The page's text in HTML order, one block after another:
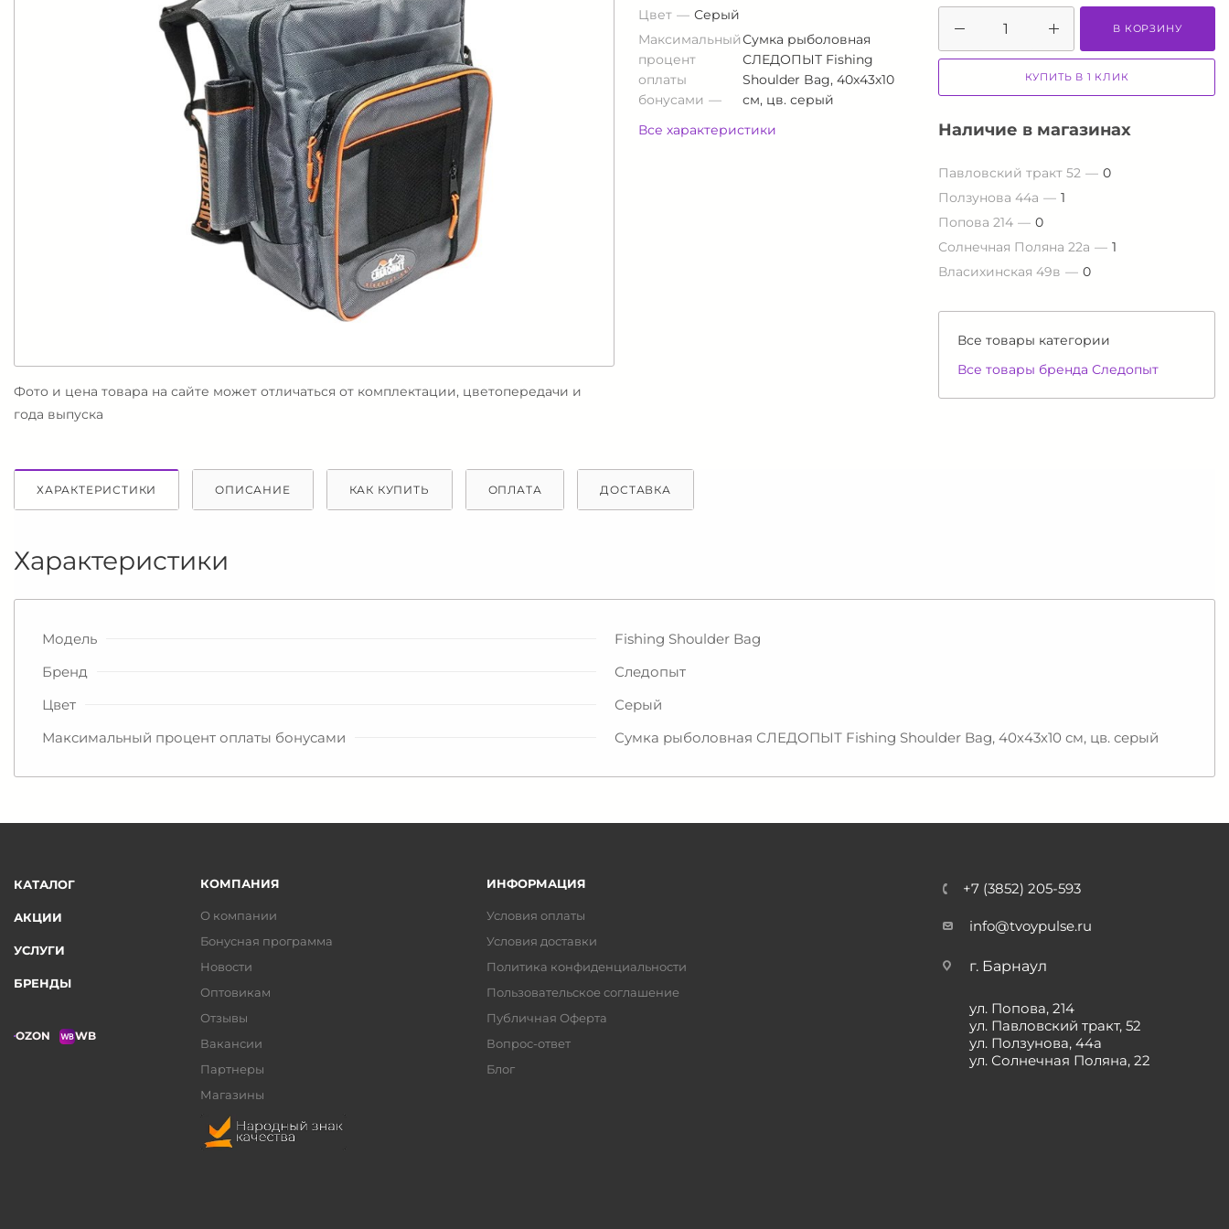
Фото и цена товара на сайте может отличаться от комплектации, цветопередачи и
года выпуска
Цвет
Серый
Максимальный
процент
оплаты
бонусами
Сумка рыболовная
СЛЕДОПЫТ Fishing
Shoulder Bag, 40х43х10
см, цв. серый
Все характеристики
В КОРЗИНУ
КУПИТЬ В 1 КЛИК
Наличие в магазинах
Павловский тракт 52
0
Ползунова 44а
1
Попова 214
0
Солнечная Поляна 22а
1
Власихинская 49в
0
Все товары категории
Все товары бренда Следопыт
ХАРАКТЕРИСТИКИ ОПИСАНИЕ КАК КУПИТЬ ОПЛАТА ДОСТАВКА
Характеристики
Модель
Fishing Shoulder Bag
Бренд
Следопыт
Цвет
Серый
Максимальный процент оплаты бонусами
Сумка рыболовная СЛЕДОПЫТ Fishing Shoulder Bag, 40х43х10 см, цв. серый
КАТАЛОГ
АКЦИИ
УСЛУГИ
БРЕНДЫ
OZON WB
КОМПАНИЯ
О компании
Бонусная программа
Новости
Оптовикам
Отзывы
Вакансии
Партнеры
Магазины
ИНФОРМАЦИЯ
Условия оплаты
Условия доставки
Политика конфиденциальности
Пользовательское соглашение
Публичная Оферта
Вопрос-ответ
Блог
+7 (3852) 205-593
info@tvoypulse.ru
г. Барнаул
ул. Попова, 214
ул. Павловский тракт, 52
ул. Ползунова, 44а
ул. Солнечная Поляна, 22